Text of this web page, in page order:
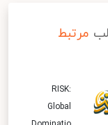
مرتبط
RISK:
Global